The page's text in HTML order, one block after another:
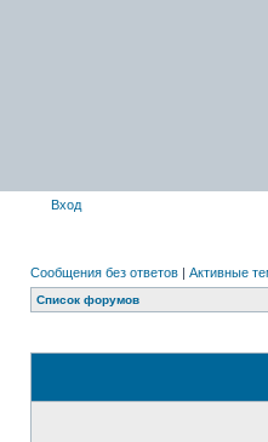
Вход
Сообщения без ответов | Активные
Список форумов